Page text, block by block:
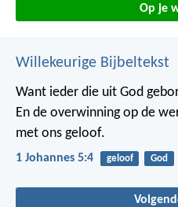
Op je
Willekeurige Bijbeltekst
Want ieder die uit God
En de overwinning op de
met ons geloof.
1 Johannes 5:4 geloof God